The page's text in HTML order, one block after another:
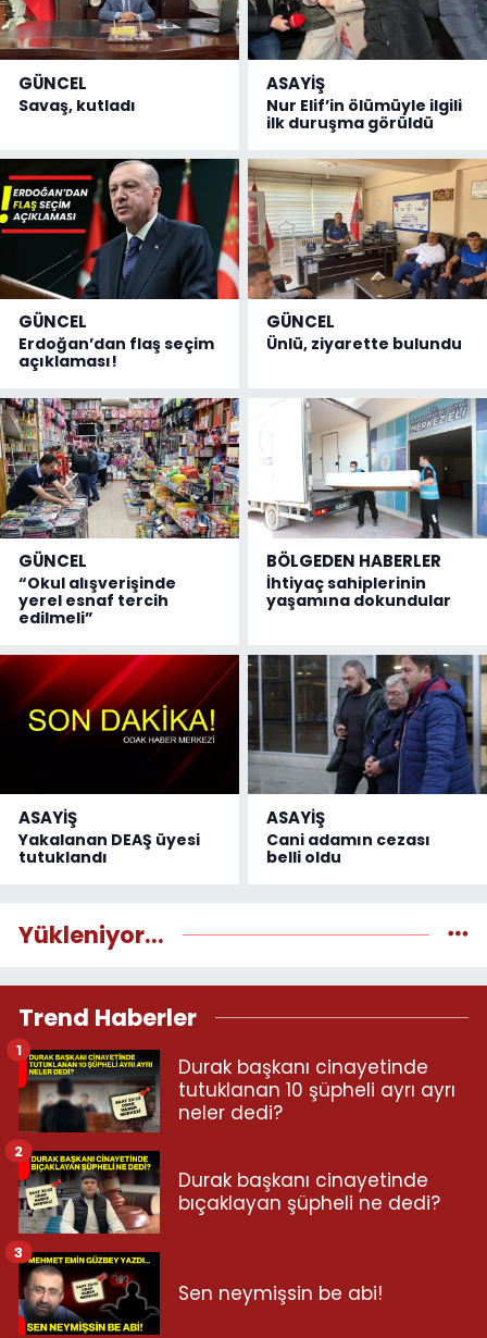
GÜNCEL
Savaş, kutladı
ASAYİŞ
Nur Elif’in ölümüyle ilgili
ilk duruşma görüldü
GÜNCEL
Erdoğan’dan flaş seçim
açıklaması!
GÜNCEL
Ünlü, ziyarette bulundu
GÜNCEL
“Okul alışverişinde
yerel esnaf tercih
edilmeli”
BÖLGEDEN HABERLER
İhtiyaç sahiplerinin
yaşamına dokundular
ASAYİŞ
Yakalanan DEAŞ üyesi
tutuklandı
ASAYİŞ
Cani adamın cezası
belli oldu
Yükleniyor...
Trend Haberler
Durak başkanı cinayetinde
tutuklanan 10 şüpheli ayrı ayrı
neler dedi?
1
Durak başkanı cinayetinde
bıçaklayan şüpheli ne dedi?
2
Sen neymişsin be abi!
3